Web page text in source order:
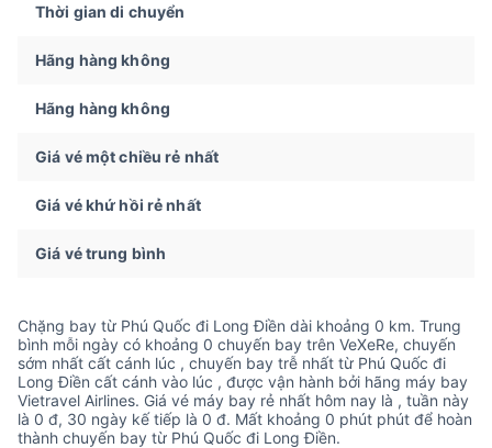
Thời gian di chuyển
Hãng hàng không
Hãng hàng không
Giá vé một chiều rẻ nhất
Giá vé khứ hồi rẻ nhất
Giá vé trung bình
Chặng bay từ Phú Quốc đi Long Điền dài khoảng 0 km. Trung
bình mỗi ngày có khoảng 0 chuyến bay trên VeXeRe, chuyến
sớm nhất cất cánh lúc , chuyến bay trễ nhất từ Phú Quốc đi
Long Điền cất cánh vào lúc , được vận hành bởi hãng máy bay
Vietravel Airlines. Giá vé máy bay rẻ nhất hôm nay là , tuần này
là 0 đ, 30 ngày kế tiếp là 0 đ. Mất khoảng 0 phút phút để hoàn
thành chuyến bay từ Phú Quốc đi Long Điền.